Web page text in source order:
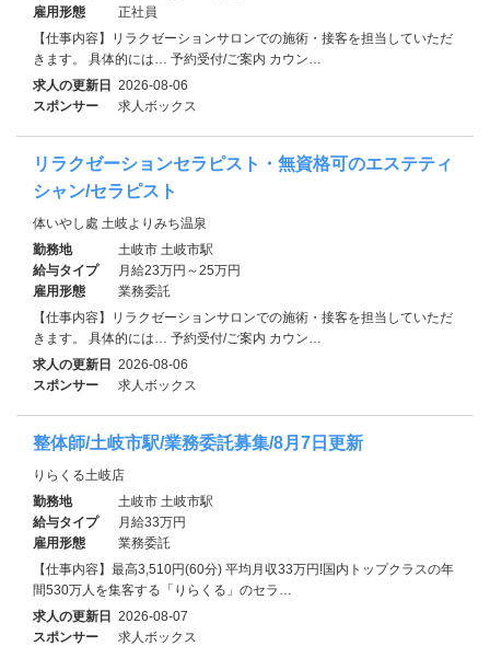
雇用形態
正社員
【仕事内容】リラクゼーションサロンでの施術・接客を担当していただ
きます。 具体的には… 予約受付/ご案内 カウン…
求人の更新日 2026-08-06
スポンサー
求人ボックス
リラクゼーションセラピスト・無資格可のエステティ
シャン/セラピスト
体いやし處 土岐よりみち温泉
勤務地
土岐市 土岐市駅
給与タイプ
月給23万円～25万円
雇用形態
業務委託
【仕事内容】リラクゼーションサロンでの施術・接客を担当していただ
きます。 具体的には… 予約受付/ご案内 カウン…
求人の更新日 2026-08-06
スポンサー
求人ボックス
整体師/土岐市駅/業務委託募集/8月7日更新
りらくる土岐店
勤務地
土岐市 土岐市駅
給与タイプ
月給33万円
雇用形態
業務委託
【仕事内容】最高3,510円(60分) 平均月収33万円!国内トップクラスの年
間530万人を集客する「りらくる」のセラ…
求人の更新日 2026-08-07
スポンサー
求人ボックス